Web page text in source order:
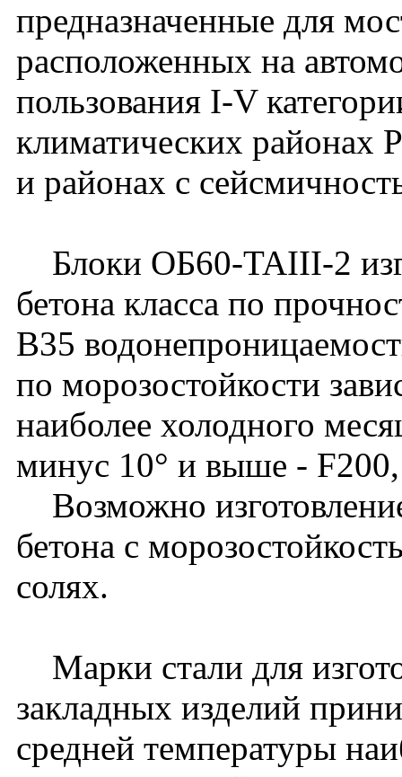
предназначенные для
расположенных на
пользования I-V
климатических районах
и районах с
Блоки ОБ60-TAIII-2
бетона класса по
B35
по морозостойкости
наиболее холодного
минус 10° и выше -
Возможно
бетона с
солях.
Марки стали для
закладных изделий
средней температуры